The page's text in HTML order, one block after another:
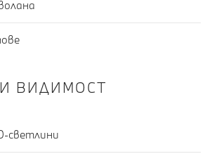
ВИДИМОСТ
светлини